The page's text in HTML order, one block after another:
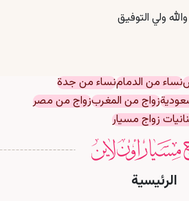
والله ولي التوفيق
نساء من الدمامنساء من جدة
زواج من المغربزواج من مصر
زواج مسيار
الرئيسية